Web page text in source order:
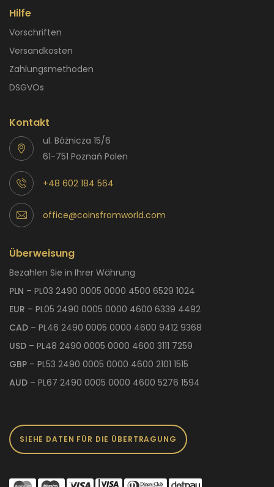
Hilfe
Vorschriften
Versandkosten
Zahlungsmethoden
DSGVOs
Kontakt
ul. Bóżnicza 15/6
61-751 Poznań Polen
+48 602 184 564
office@coinsfromworld.com
Überweisung
Bezahlen Sie in Ihrer Währung
PLN – PL03 2490 0005 0000 4500 6529 1024
EUR – PL05 2490 0005 0000 4600 6339 4492
CAD – PL46 2490 0005 0000 4600 9412 9368
USD – PL48 2490 0005 0000 4600 3111 7259
GBP – PL53 2490 0005 0000 4600 2101 1515
AUD – PL67 2490 0005 0000 4600 5276 1594
SIEHE DATEN FÜR DIE ÜBERTRAGUNG